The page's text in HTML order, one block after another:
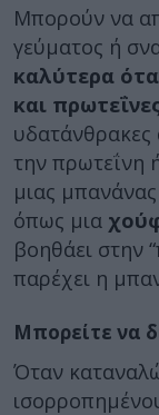
Μπορούν να
γεύματος ή
καλύτερα
και
την πρωτεΐνη
μιας
όπως μια
βοηθάει στην
παρέχει η
Μπορείτε να
Όταν